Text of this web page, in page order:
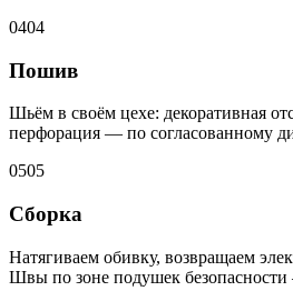
0404
Пошив
Шьём в своём цехе: декоративная
перфорация — по согласованному
0505
Сборка
Натягиваем обивку, возвращаем
Швы по зоне подушек